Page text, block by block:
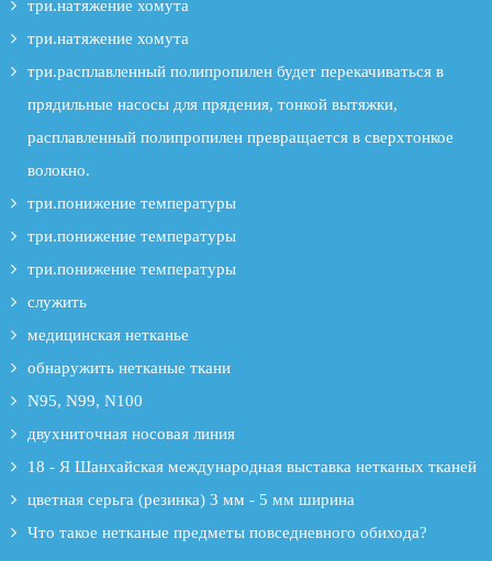
три.натяжение хомута
три.натяжение хомута
три.расплавленный полипропилен будет перекачиваться в
прядильные насосы для прядения, тонкой вытяжки,
расплавленный полипропилен превращается в сверхтонкое
волокно.
три.понижение температуры
три.понижение температуры
три.понижение температуры
служить
медицинская нетканье
обнаружить нетканые ткани
N95, N99, N100
двухниточная носовая линия
18 - Я Шанхайская международная выставка нетканых тканей
цветная серьга (резинка) 3 мм - 5 мм ширина
Что такое нетканые предметы повседневного обихода?